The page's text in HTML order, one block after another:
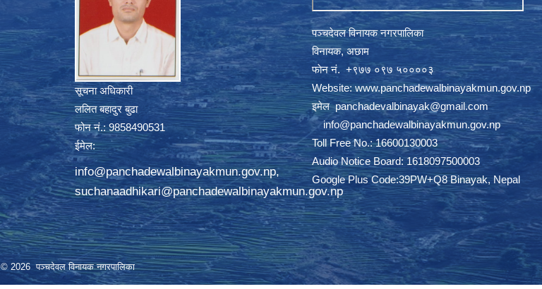
सूचना अधिकारी
ललित बहादुर बुढा
फोन नं.: 9858490531
ईमेल:
info@panchadewalbinayakmun.gov.np,
suchanaadhikari@panchadewalbinayakmun.gov.np
पञ्चदेवल विनायक नगरपालिका
विनायक, अछाम
फाेन नं‍‍‍‍. ‌+९७७ ०९७ ५००००३
Website: www.panchadewalbinayakmun.gov.np
इमेलpanchadevalbinayak@gmail.com
‌ ‌info@panchadewalbinayakmun.gov.np
Toll Free No.: 16600130003
Audio Notice Board: 1618097500003
Google Plus Code:39PW+Q8 Binayak, Nepal
© 2026 पञ्चदेवल विनायक नगरपालिका